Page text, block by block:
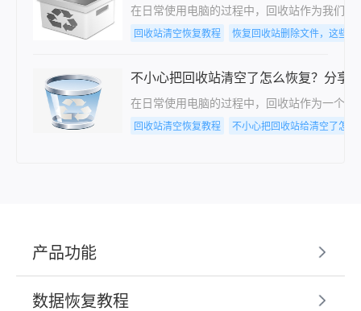
在日常使用电脑的过程中，回收站作为我们
回收站清空恢复教程 恢复回收站删除文件，这些方
不小心把回收站清空了怎么恢复？分享
在日常使用电脑的过程中，回收站作为一个
回收站清空恢复教程 不小心把回收站给清空了怎么
产品功能
数据恢复教程